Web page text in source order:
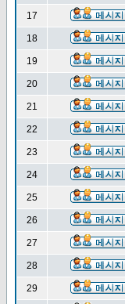
17
18
19
20
21
22
23
24
25
26
27
28
29